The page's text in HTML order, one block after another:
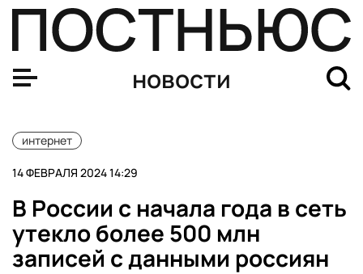
новости
интернет
14 ФЕВРАЛЯ 2024 14:29
В России с начала года в сеть
утекло более 500 млн
записей с данными россиян
Блогера Mellstroy объявили в розыск в России